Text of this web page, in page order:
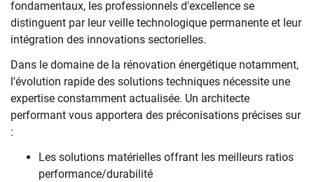
fondamentaux, les professionnels d'excellence se
distinguent par leur veille technologique permanente et leur
intégration des innovations sectorielles.
Dans le domaine de la rénovation énergétique notamment,
l'évolution rapide des solutions techniques nécessite une
expertise constamment actualisée. Un architecte
performant vous apportera des préconisations précises sur
:
Les solutions matérielles offrant les meilleurs ratios
performance/durabilité